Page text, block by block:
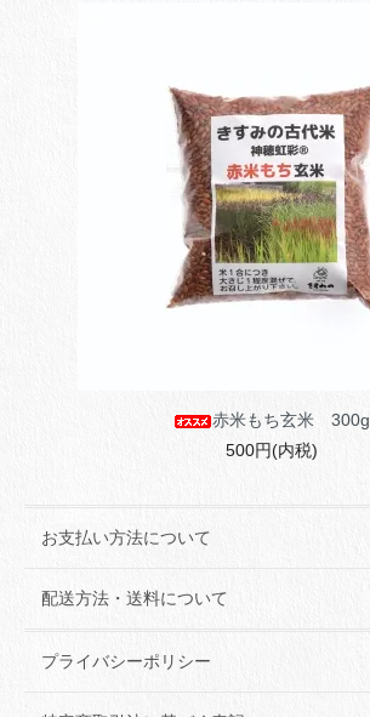
赤米もち玄米 300g
500円(内税)
お支払い方法について
配送方法・送料について
プライバシーポリシー